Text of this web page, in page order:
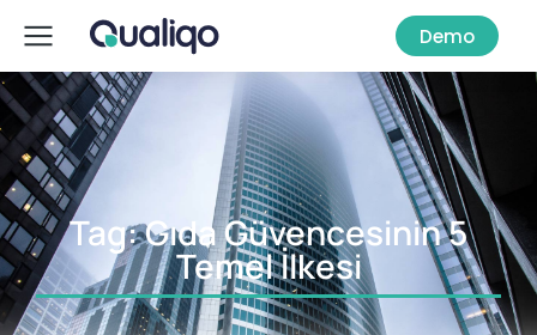
Demo
Tag: Gıda Güvencesinin 5
Temel İlkesi